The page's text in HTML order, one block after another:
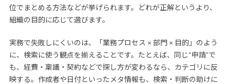
位でまとめる方法などが挙げられます。どれが正解というより、
組織の目的に応じて選びます。
実務で失敗しにくいのは、「業務プロセス × 部門 × 目的」のよう
に、検索に使う観点を揃えることです。たとえば、同じ“申請”で
も、経費・稟議・契約などで探し方が変わるなら、カテゴリに反
映する。作成者や日付といったメタ情報も、検索・判断の助けに